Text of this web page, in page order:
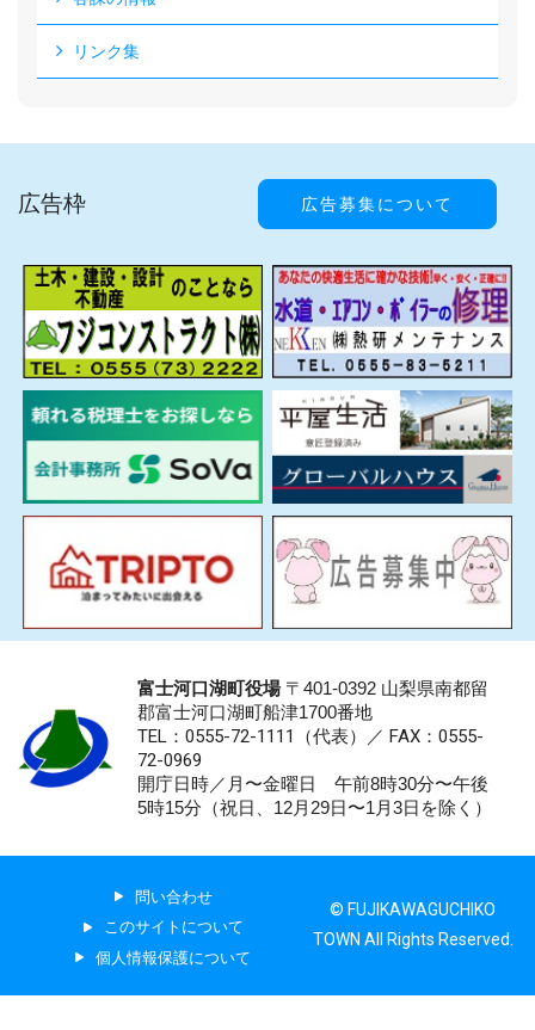
リンク集
広告枠 広告募集について
富士河口湖町役場〒401-0392 山梨県南都留
郡富士河口湖町船津1700番地
TEL：0555-72-1111 （代表）／ FAX：0555-
72-0969
開庁日時／月〜金曜日 午前8時30分〜午後
5時15分（祝日、12月29日〜1月3日を除く）
問い合わせ
このサイトについて
個人情報保護について
© FUJIKAWAGUCHIKO
TOWN All Rights Reserved.